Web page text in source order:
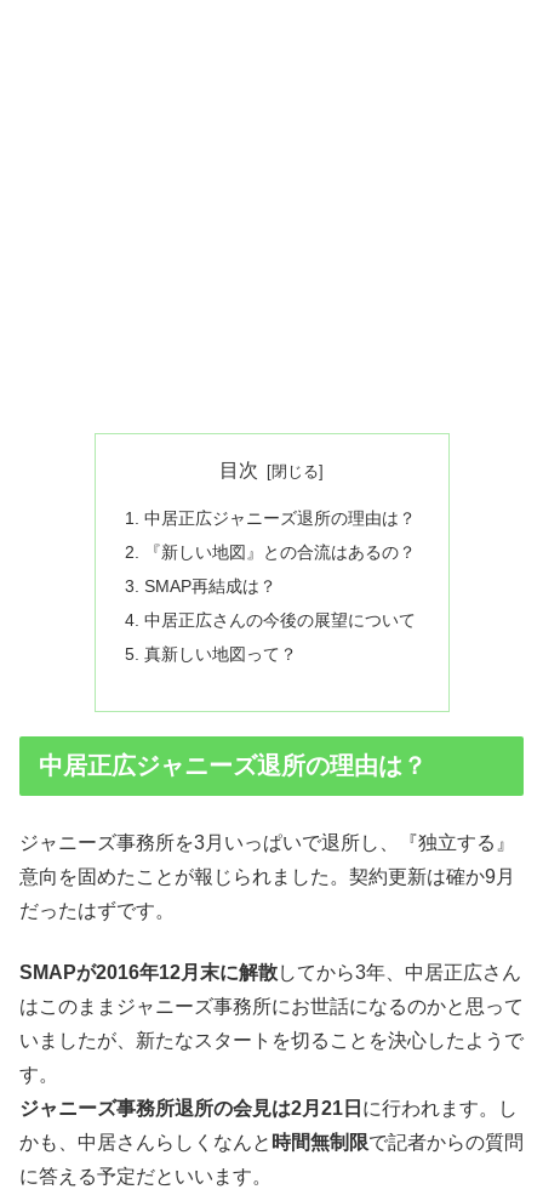
目次
中居正広ジャニーズ退所の理由は？
『新しい地図』との合流はあるの？
SMAP再結成は？
中居正広さんの今後の展望について
真新しい地図って？
中居正広ジャニーズ退所の理由は？
ジャニーズ事務所を3月いっぱいで退所し、『独立する』
意向を固めたことが報じられました。契約更新は確か9月
だったはずです。
SMAPが2016年12月末に解散してから3年、中居正広さん
はこのままジャニーズ事務所にお世話になるのかと思って
いましたが、新たなスタートを切ることを決心したようで
す。
ジャニーズ事務所退所の会見は2月21日 に行われます。し
かも、中居さんらしくなんと 時間無制限で記者からの質問
に答える予定だといいます。